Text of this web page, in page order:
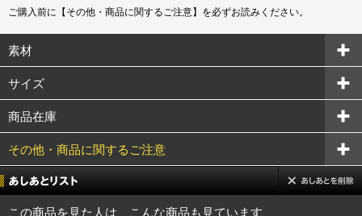
ご購入前に【その他・商品に関するご注意】を必ずお読みください。
素材
サイズ
商品在庫
その他・商品に関するご注意
この商品を見た人は、こんな商品も見ています